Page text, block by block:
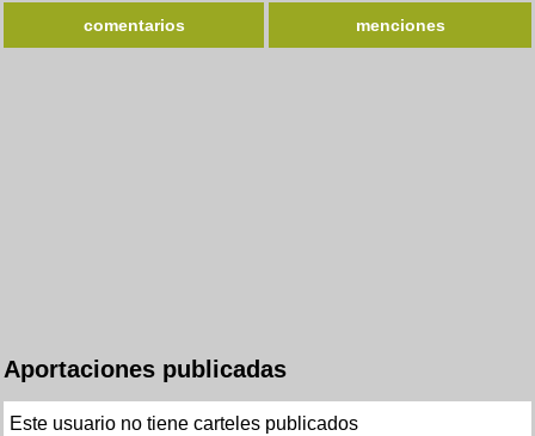
comentarios menciones
Aportaciones publicadas
Este usuario no tiene carteles publicados